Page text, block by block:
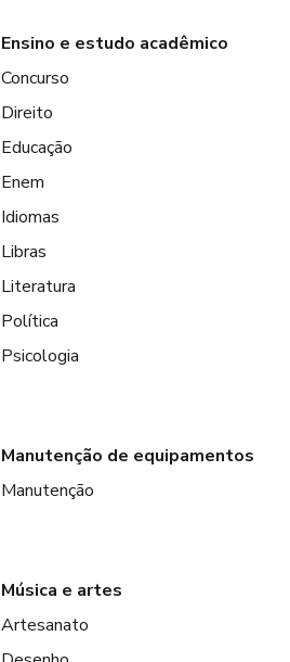
Ensino e estudo acadêmico
Concurso
Direito
Educação
Enem
Idiomas
Libras
Literatura
Política
Psicologia
Manutenção de equipamentos
Manutenção
Música e artes
Artesanato